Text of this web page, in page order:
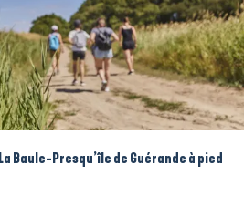
La Baule-Presqu’île de Guérande à pied